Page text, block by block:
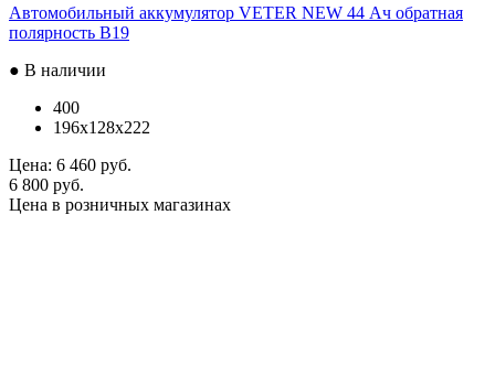
Автомобильный аккумулятор VETER NEW 44 Ач обратная
полярность B19
● В наличии
400
196x128x222
Цена: 6 460 руб.
6 800 руб.
Цена в розничных магазинах